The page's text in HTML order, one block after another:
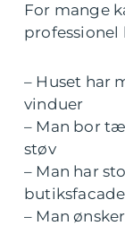
For mange
– Huset har
vinduer
– Man bor
støv
– Man har
– Man